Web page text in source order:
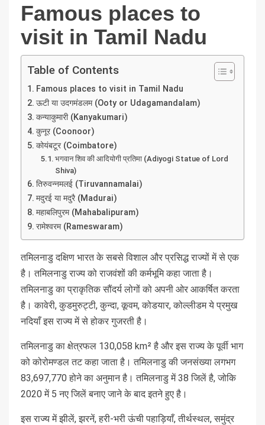
Famous places to
visit in Tamil Nadu
Table of Contents
Famous places to visit in Tamil Nadu
ऊटी या उदगमंडलम (Ooty or Udagamandalam)
कन्याकुमारी (Kanyakumari)
कुनूर (Coonoor)
कोयंबटूर (Coimbatore)
भगवान शिव की आदियोगी प्रतिमा (Adiyogi Statue of Lord
Shiva)
तिरुवन्नमलई (Tiruvannamalai)
मदुरई या मदुरै (Madurai)
महाबलिपुरम (Mahabalipuram)
रामेश्वरम (Rameswaram)
तमिलनाडु दक्षिण भारत के सबसे विशाल और प्रसिद्ध राज्यों में से एक
है। तमिलनाडु राज्य को राजवंशों की कर्मभूमि कहा जाता है।
तमिलनाडु का प्राकृतिक सौंदर्य लोगों को अपनी ओर आकर्षित करता
है। कावेरी, कुडमुरुट्टी, कुन्दा, कूवम, कोडयार, कोल्लीडम ये प्रमुख
नदियाँ इस राज्य में से होकर गुजरती है।
तमिलनाडु का क्षेत्रफल 130,058 km² है और इस राज्य के पूर्वी भाग
को कोरोमण्डल तट कहा जाता है। तमिलनाडु की जनसंख्या लगभग
83,697,770 होने का अनुमान है। तमिलनाडु में 38 जिलें है, जोकि
2020 में 5 नए जिलें बनाए जाने के बाद इतने हुए है।
इस राज्य में झीलें, झरनें, हरी-भरी ऊंची पहाड़ियाँ, तीर्थस्थल, समुंद्र